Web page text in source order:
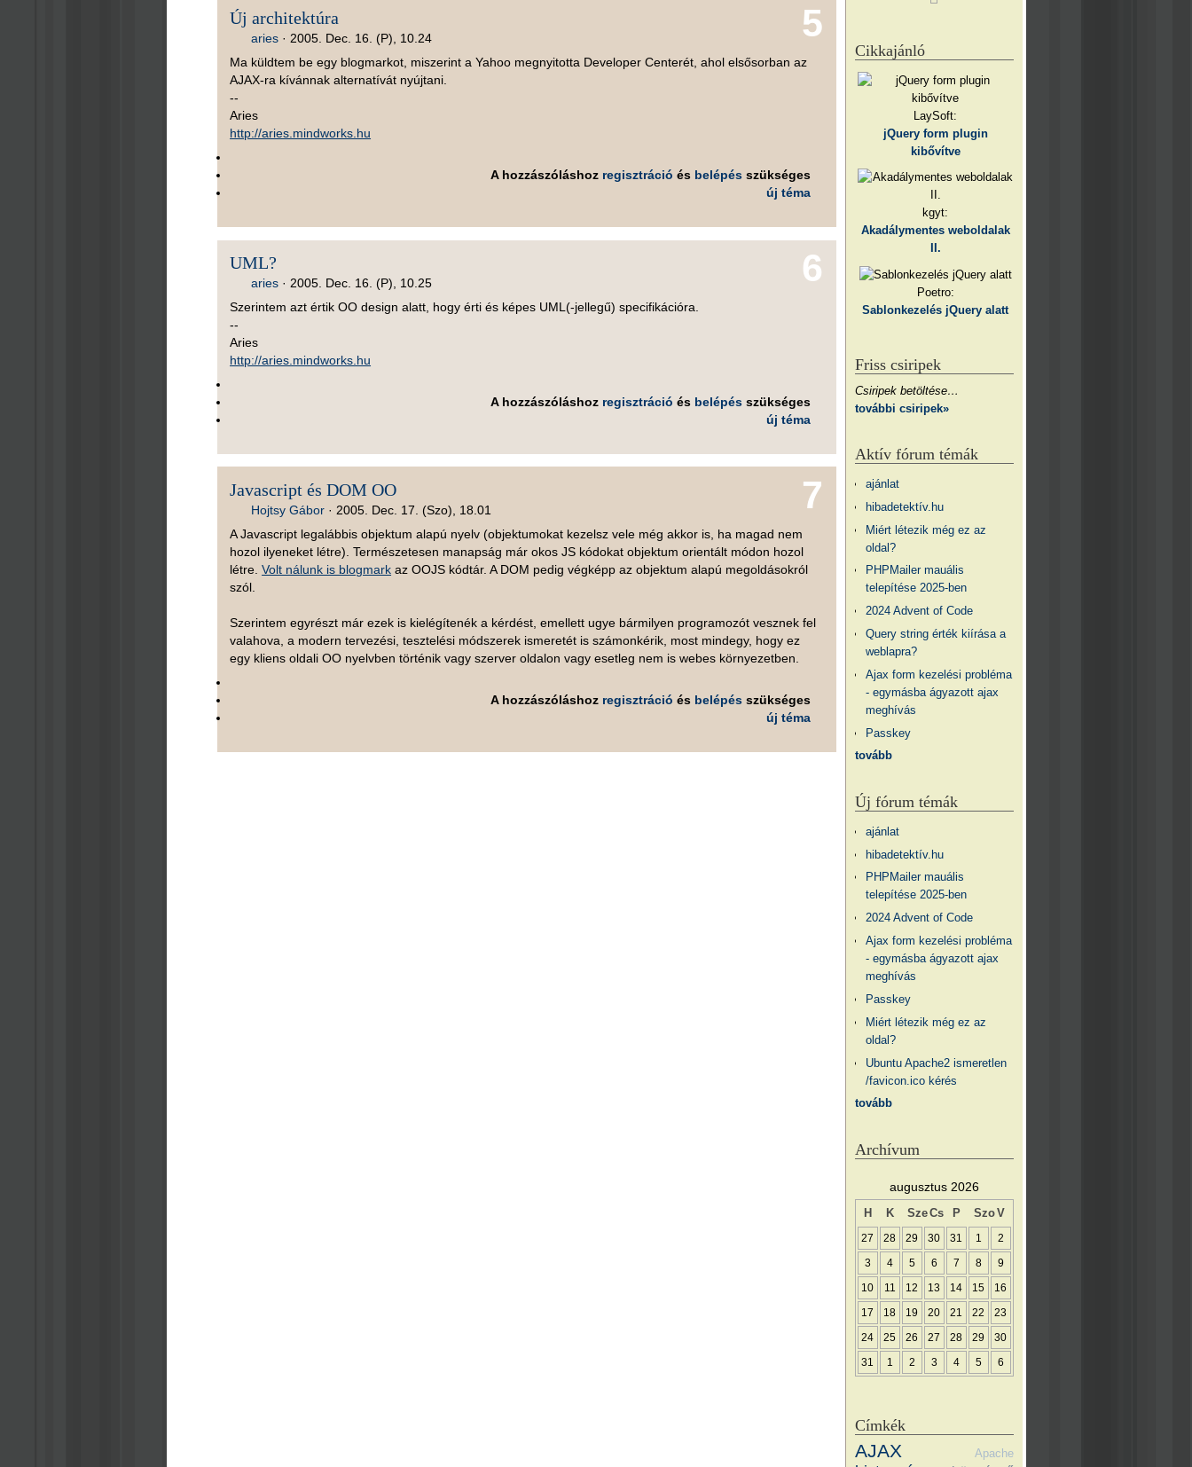
5
Új architektúra
aries· 2005. Dec. 16. (P), 10.24
Ma küldtem be egy blogmarkot, miszerint a Yahoo megnyitotta Developer Centerét, ahol elsősorban az
AJAX-ra kívánnak alternatívát nyújtani.
--
Aries
http://aries.mindworks.hu
A hozzászóláshoz regisztráció és belépésszükséges
új téma
6
UML?
aries· 2005. Dec. 16. (P), 10.25
Szerintem azt értik OO design alatt, hogy érti és képes UML(-jellegű) specifikációra.
--
Aries
http://aries.mindworks.hu
A hozzászóláshoz regisztráció és belépésszükséges
új téma
7
Javascript és DOM OO
Hojtsy Gábor· 2005. Dec. 17. (Szo), 18.01
A Javascript legalábbis objektum alapú nyelv (objektumokat kezelsz vele még akkor is, ha magad nem
hozol ilyeneket létre). Természetesen manapság már okos JS kódokat objektum orientált módon hozol
létre.Volt nálunk is blogmark az OOJS kódtár. A DOM pedig végképp az objektum alapú megoldásokról
szól.
Szerintem egyrészt már ezek is kielégítenék a kérdést, emellett ugye bármilyen programozót vesznek fel
valahova, a modern tervezési, tesztelési módszerek ismeretét is számonkérik, most mindegy, hogy ez
egy kliens oldali OO nyelvben történik vagy szerver oldalon vagy esetleg nem is webes környezetben.
A hozzászóláshoz regisztráció és belépésszükséges
új téma
Cikkajánló
LaySoft:
jQuery form plugin
kibővítve
kgyt:
Akadálymentes weboldalak
II.
Poetro:
Sablonkezelés jQuery alatt
Friss csiripek
Csiripek betöltése…
további csiripek»
Aktív fórum témák
ajánlat
hibadetektív.hu
Miért létezik még ez az
oldal?
PHPMailer mauális
telepítése 2025-ben
2024 Advent of Code
Query string érték kiírása a
weblapra?
Ajax form kezelési probléma
- egymásba ágyazott ajax
meghívás
Passkey
tovább
Új fórum témák
ajánlat
hibadetektív.hu
PHPMailer mauális
telepítése 2025-ben
2024 Advent of Code
Ajax form kezelési probléma
- egymásba ágyazott ajax
meghívás
Passkey
Miért létezik még ez az
oldal?
Ubuntu Apache2 ismeretlen
/favicon.ico kérés
tovább
Archívum
augusztus 2026
H K SzeCs P SzoV
27 28 29 30 31 1 2
3 4 5 6 7 8 9
10 11 12 13 14 15 16
17 18 19 20 21 22 23
24 25 26 27 28 29 30
31 1 2 3 4 5 6
Címkék
AJAX Apache